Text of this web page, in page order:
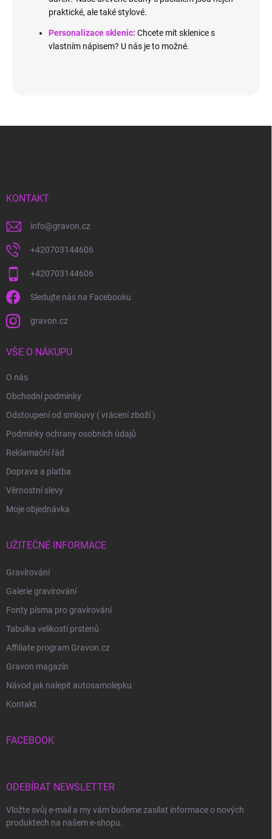
praktické, ale také stylové.
Personalizace sklenic: Chcete mít sklenice s
vlastním nápisem? U nás je to možné.
KONTAKT
info@gravon.cz
+420703144606
+420703144606
Sledujte nás na Facebooku
gravon.cz
VŠE O NÁKUPU
O nás
Obchodní podmínky
Odstoupení od smlouvy ( vrácení zboží )
Podmínky ochrany osobních údajů
Reklamační řád
Doprava a platba
Věrnostní slevy
Moje objednávka
UŽITEČNÉ INFORMACE
Gravírování
Galerie gravírování
Fonty písma pro gravírování
Tabulka velikosti prstenů
Affiliate program Gravon.cz
Gravon magazín
Návod jak nalepit autosamolepku
Kontakt
FACEBOOK
ODEBÍRAT NEWSLETTER
Vložte svůj e-mail a my vám budeme zasílat informace o nových
produktech na našem e-shopu.